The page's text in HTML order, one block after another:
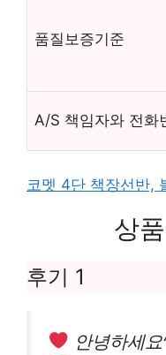
품질보증기준
A/S 책임자와 전화
코멧 4단 책장선반,
상
후기 1
안녕하세